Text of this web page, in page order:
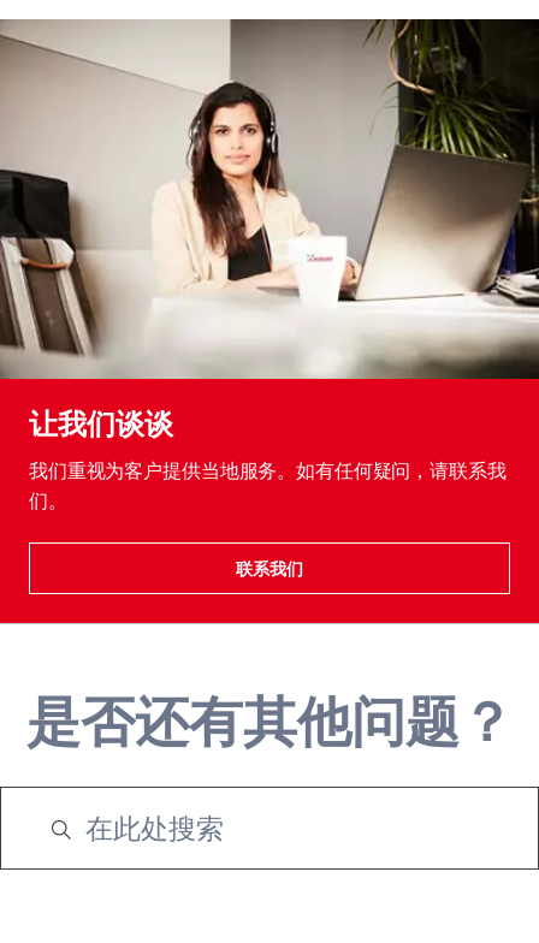
让我们谈谈
我们重视为客户提供当地服务。如有任何疑问，请联系我
们。
联系我们
是否还有其他问题？